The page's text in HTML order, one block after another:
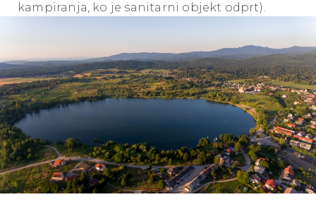
kampiranja, ko je sanitarni objekt odprt).